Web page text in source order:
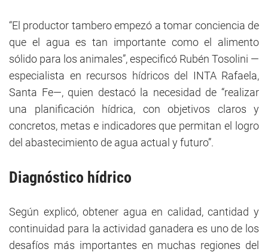
“El productor tambero empezó a tomar conciencia de
que el agua es tan importante como el alimento
sólido para los animales”, especificó Rubén Tosolini —
especialista en recursos hídricos del INTA Rafaela,
Santa Fe—, quien destacó la necesidad de “realizar
una planificación hídrica, con objetivos claros y
concretos, metas e indicadores que permitan el logro
del abastecimiento de agua actual y futuro”.
Diagnóstico hídrico
Según explicó, obtener agua en calidad, cantidad y
continuidad para la actividad ganadera es uno de los
desafíos más importantes en muchas regiones del